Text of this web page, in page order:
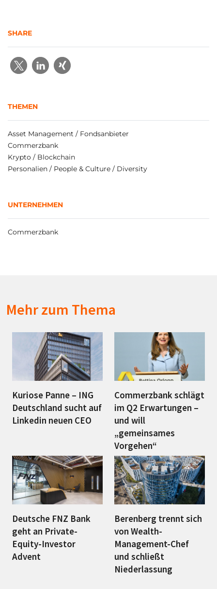
SHARE
THEMEN
Asset Management / Fondsanbieter
Commerzbank
Krypto / Blockchain
Personalien / People & Culture / Diversity
UNTERNEHMEN
Commerzbank
Mehr zum Thema
Kuriose Panne – ING
Deutschland sucht auf
Linkedin neuen CEO
Commerzbank schlägt
im Q2 Erwartungen –
und will
„gemeinsames
Vorgehen“
Deutsche FNZ Bank
geht an Private-
Equity-Investor
Advent
Berenberg trennt sich
von Wealth-
Management-Chef
und schließt
Niederlassung